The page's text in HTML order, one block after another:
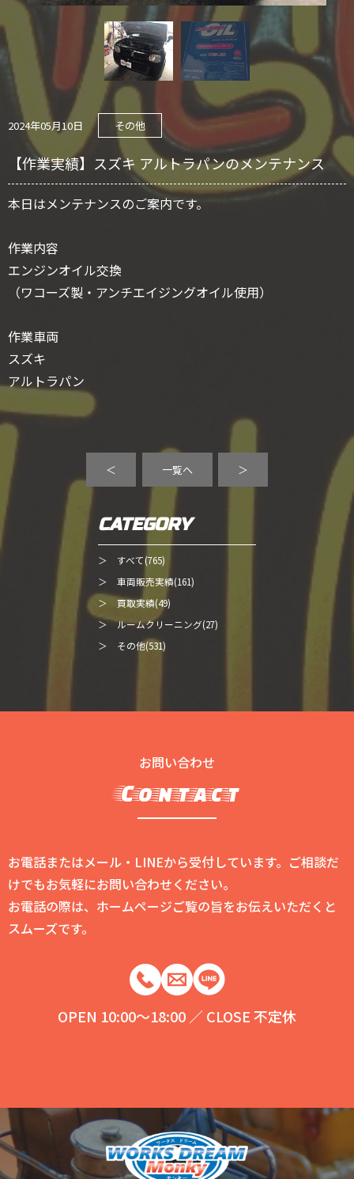
2024年05月10日 その他
【作業実績】スズキ アルトラパンのメンテナンス
本日はメンテナンスのご案内です。
作業内容
エンジンオイル交換
（ワコーズ製・アンチエイジングオイル使用）
作業車両
スズキ
アルトラパン
＜ 一覧へ ＞
CATEGORY
＞ すべて(765)
＞ 車両販売実績(161)
＞ 買取実績(49)
＞ ルームクリーニング(27)
＞ その他(531)
お問い合わせ
Contact
お電話またはメール・LINEから受付しています。ご相談だ
けでもお気軽にお問い合わせください。
お電話の際は、ホームページご覧の旨をお伝えいただくと
スムーズです。
OPEN 10:00～18:00 ／ CLOSE 不定休